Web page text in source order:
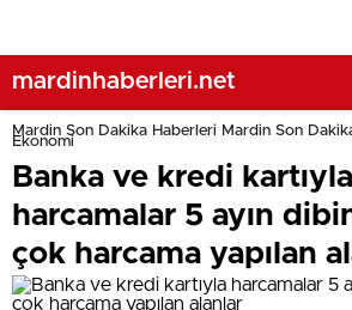
mardinhaberleri.net
Mardin Son Dakika Haberleri Mardin Son
Ekonomi
Banka ve kredi kartıyla
harcamalar 5 ayın
çok harcama yapılan